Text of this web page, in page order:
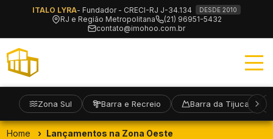
ITALO LYRA- Fundador - CRECI-RJ J-34.134 DESDE 2010
RJ e Região Metropolitana
(21) 96951-5432
contato@imohoo.com.br
Zona Sul Barra e Recreio Barra da Tijuca
Home Lançamentos na Zona Oeste